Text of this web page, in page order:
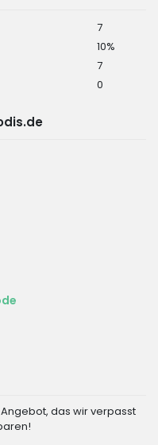
7
10%
7
0
das wir verpasst